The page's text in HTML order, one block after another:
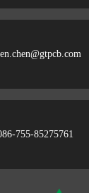
755-85275761